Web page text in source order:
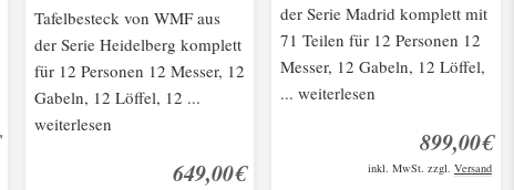
Tafelbesteck von WMF aus
der Serie Heidelberg komplett
für 12 Personen 12 Messer, 12
Gabeln, 12 Löffel, 12 ...
weiterlesen
649,00€
der Serie Madrid komplett mit
71 Teilen für 12 Personen 12
Messer, 12 Gabeln, 12 Löffel,
... weiterlesen
899,00€
inkl. MwSt. zzgl. Versand